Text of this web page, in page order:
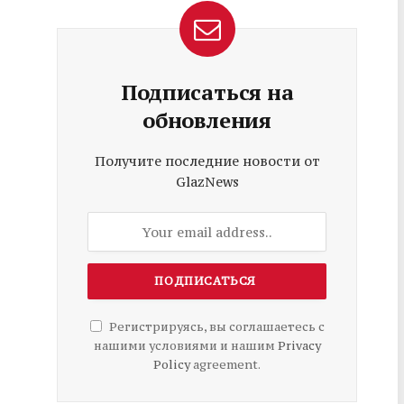
Подписаться на
обновления
Получите последние новости от
GlazNews
Регистрируясь, вы соглашаетесь с
нашими условиями и нашим Privacy
Policyagreement.